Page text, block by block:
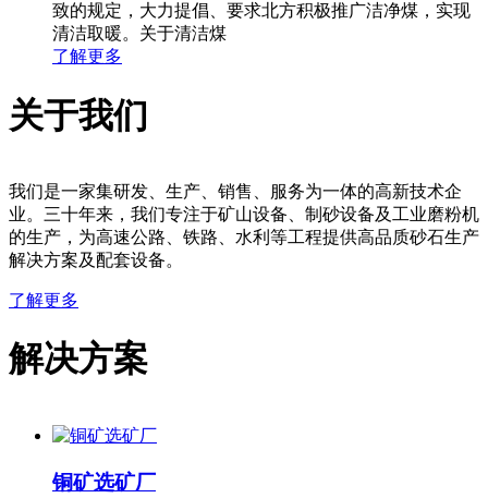
致的规定，大力提倡、要求北方积极推广洁净煤，实现
清洁取暖。关于清洁煤
了解更多
关于我们
我们是一家集研发、生产、销售、服务为一体的高新技术企
业。三十年来，我们专注于矿山设备、制砂设备及工业磨粉机
的生产，为高速公路、铁路、水利等工程提供高品质砂石生产
解决方案及配套设备。
了解更多
解决方案
铜矿选矿厂